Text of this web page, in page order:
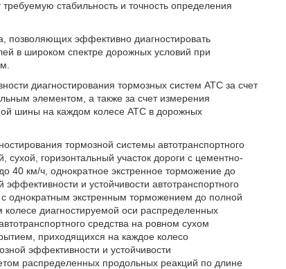
стабильность и точность определения
позволяющих эффективно диагностировать
в широком спектре дорожных условий при
диагностирования тормозных систем АТС за счет
элементом, а также за счет измерения
шины на каждом колесе АТС в дорожных
тормозной системы автотранспортного
горизонтальный участок дороги с цементно-
40 км/ч, однократное экстренное торможение до
и устойчивости автотранспортного
однократным экстренным торможением до полной
колесе диагностируемой оси распределенных
средства на ровном сухом
приходящихся на каждое колесо
эффективности и устойчивости
распределенных продольных реакций по длине